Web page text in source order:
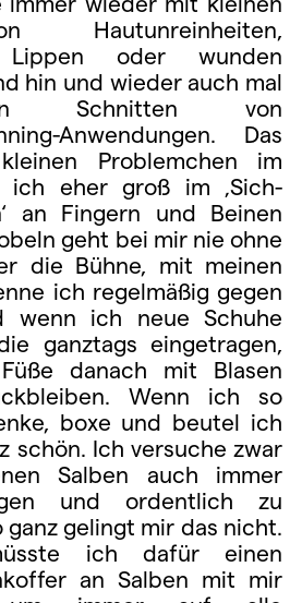
Hautunreinheiten,
Lippen oder wunden
hin und wieder auch mal
Schnitten von
Anwendungen. Das
Problemchen im
ich eher groß im ‚Sich-
an Fingern und Beinen
geht bei mir nie ohne
die Bühne, mit meinen
ich regelmäßig gegen
wenn ich neue Schuhe
ganztags eingetragen,
danach mit Blasen
Wenn ich so
boxe und beutel ich
schön. Ich versuche zwar
Salben auch immer
und ordentlich zu
ganz gelingt mir das nicht.
ich dafür einen
an Salben mit mir